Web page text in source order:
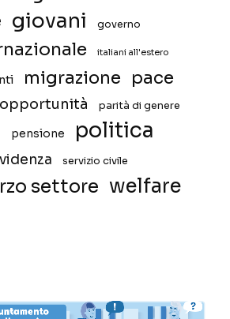
giovani governo
italiani all'estero
migrazione pace
parità di genere
pensione politica
servizio civile
settore welfare